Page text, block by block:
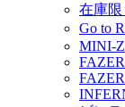
在庫
Go to
MINI-Z